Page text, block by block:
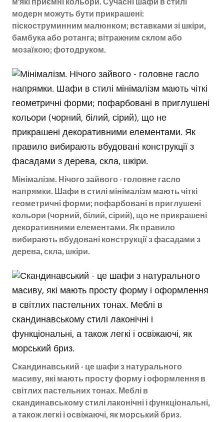
модерн можуть бути прикрашені:
піскоструминним малюнком; вставками зі шкіри,
бамбука або ротанга; вітражним склом або
мозаїкою; фотодруком.
Мінімалізм. Нічого зайвого - головне гасло
напрямки. Шафи в стилі мінімалізм мають чіткі
геометричні форми; пофарбовані в приглушені
кольори (чорний, білий, сірий), що не прикрашені
декоративними елементами. Як правило
вибирають вбудовані конструкції з фасадами з
дерева, скла, шкіри.
Скандинавський - це шафи з натурального
масиву, які мають просту форму і оформлення в
світлих пастельних тонах. Меблі в
скандинавському стилі лаконічні і функціональні,
а також легкі і освіжаючі, як морський бриз.